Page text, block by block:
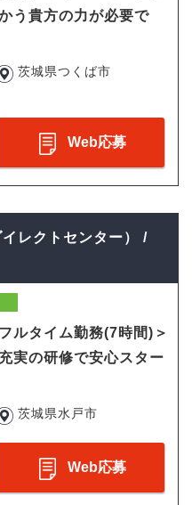
う貴方の力が必要で
茨城県つくば市
Web応募
レクトセンター） /
ルタイム勤務(7時間)＞
実の研修で安心スター
茨城県水戸市
Web応募